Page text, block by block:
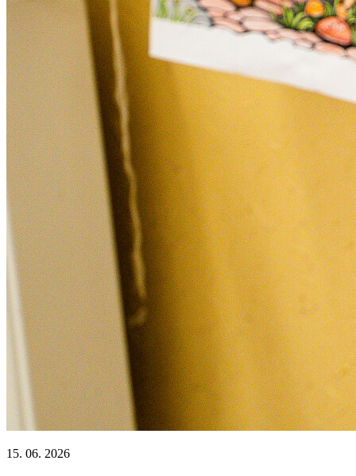
15. 06. 2026